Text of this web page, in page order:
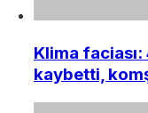
Klima faciası:
kaybetti,